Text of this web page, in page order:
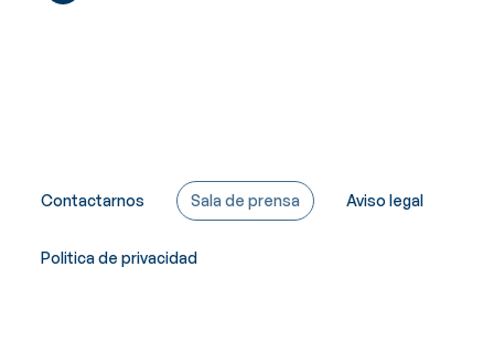
Contactarnos Sala de prensa Aviso legal
Politica de privacidad